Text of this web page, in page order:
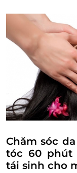
Chăm sóc
tóc 60 phút
tái sinh cho